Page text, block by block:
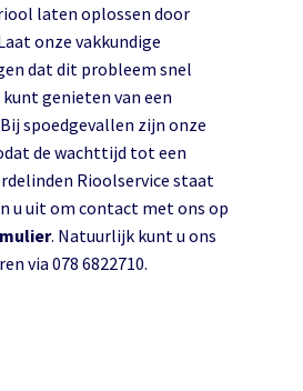
laten oplossen door
onze vakkundige
dat dit probleem snel
genieten van een
spoedgevallen zijn onze
de wachttijd tot een
Rioolservice staat
u uit om contact met ons op
. Natuurlijk kunt u ons
via 078 6822710.